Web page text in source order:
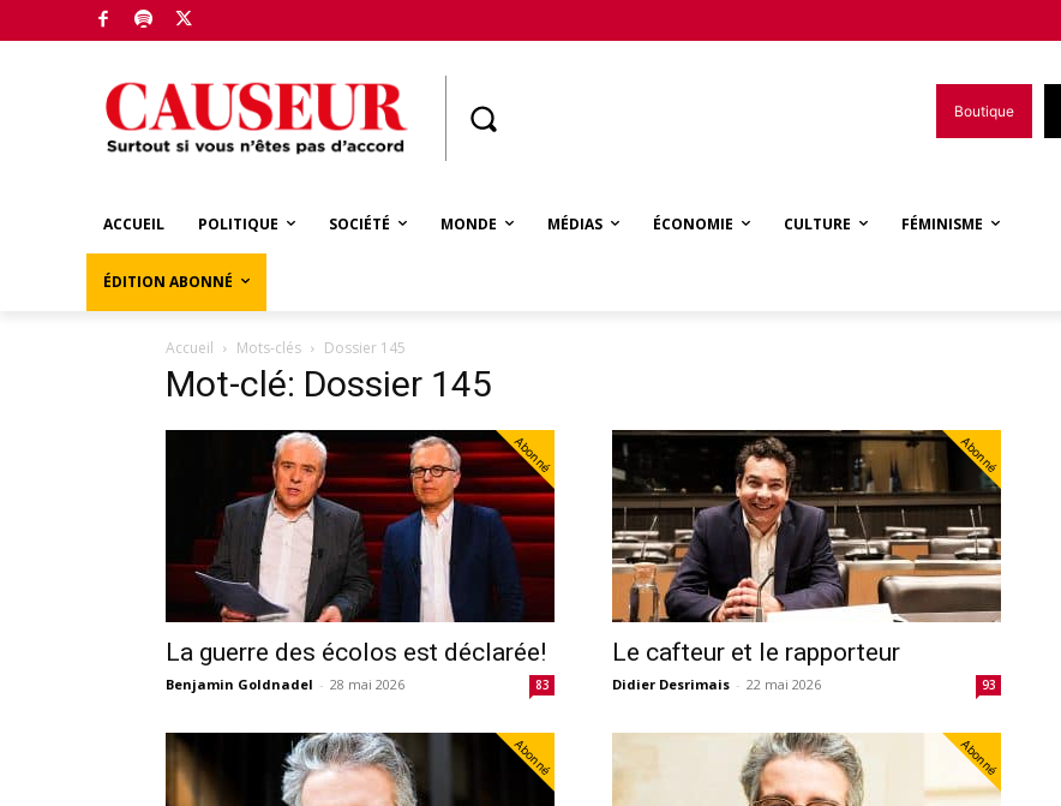
Boutique
ACCUEIL POLITIQUE SOCIÉTÉ MONDE MÉDIAS ÉCONOMIE CULTURE FÉMINISME
ÉDITION ABONNÉ
Accueil Mots-clés Dossier 145
Mot-clé: Dossier 145
Abonné
La guerre des écolos est déclarée!
Benjamin Goldnadel - 28 mai 2026 83
Abonné
Le cafteur et le rapporteur
Didier Desrimais - 22 mai 2026 93
Abonné Abonné